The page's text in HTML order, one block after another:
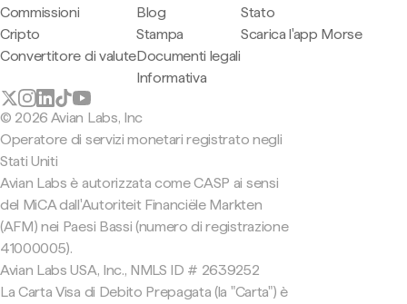
Commissioni
Cripto
Convertitore di valute
Blog
Stampa
Documenti legali
Informativa
Stato
Scarica l'app Morse
© 2026 Avian Labs, Inc
Operatore di servizi monetari registrato negli
Stati Uniti
Avian Labs è autorizzata come CASP ai sensi
del MiCA dall'Autoriteit Financiële Markten
(AFM) nei Paesi Bassi (numero di registrazione
41000005).
Avian Labs USA, Inc., NMLS ID # 2639252
La Carta Visa di Debito Prepagata (la "Carta") è